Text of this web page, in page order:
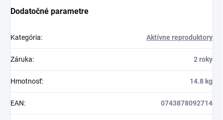
Dodatočné parametre
Kategória: Aktívne reproduktory
Záruka: 2 roky
Hmotnosť: 14.8 kg
EAN: 0743878092714